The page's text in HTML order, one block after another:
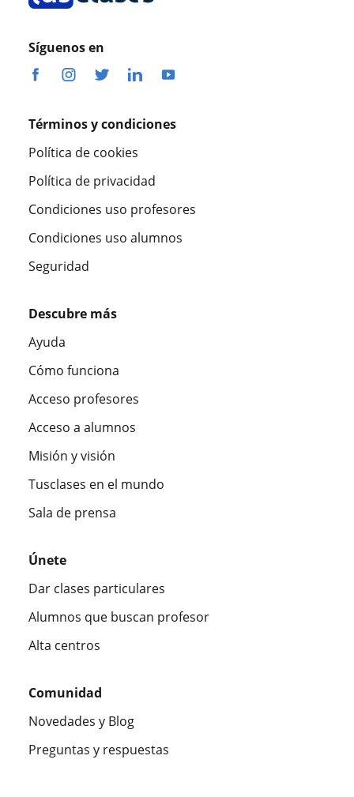
Síguenos en
Términos y condiciones
Política de cookies
Política de privacidad
Condiciones uso profesores
Condiciones uso alumnos
Seguridad
Descubre más
Ayuda
Cómo funciona
Acceso profesores
Acceso a alumnos
Misión y visión
Tusclases en el mundo
Sala de prensa
Únete
Dar clases particulares
Alumnos que buscan profesor
Alta centros
Comunidad
Novedades y Blog
Preguntas y respuestas